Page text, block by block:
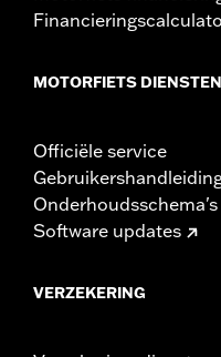
MOTORFIETS DIENSTEN
Officiële service
Onderhoudsschema's
Software updates
VERZEKERING